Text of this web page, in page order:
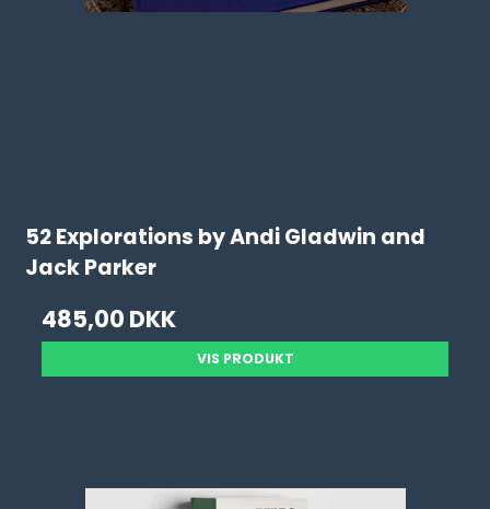
52 Explorations by Andi Gladwin and
Jack Parker
485,00 DKK
VIS PRODUKT